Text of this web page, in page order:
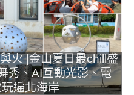
火 |金山夏日最chill盛
秀、AI互動光影、電
遍北海岸